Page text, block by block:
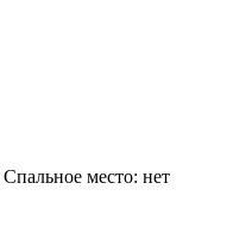
Спальное место: нет